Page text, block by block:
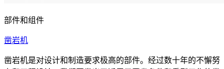
部件和组件
凿岩机
凿岩机是对设计和制造要求极高的部件。经过数十年的不懈努